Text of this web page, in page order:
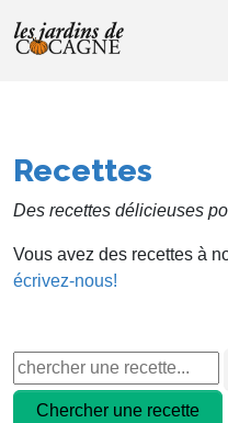
Recettes
Des recettes délicieuses
Vous avez des recettes à
écrivez-nous!